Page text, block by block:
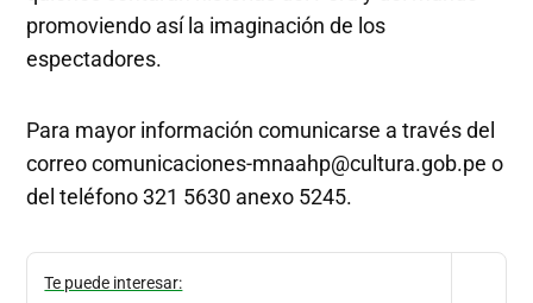
promoviendo así la imaginación de los
espectadores.
Para mayor información comunicarse a través del
correocomunicaciones-mnaahp@cultura.gob.pe o
del teléfono 321 5630 anexo 5245.
Te puede interesar: